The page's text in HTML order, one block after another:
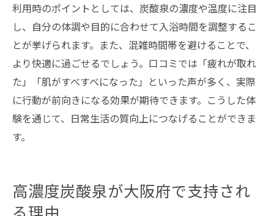
利用時のポイントとしては、炭酸泉の濃度や温度に注目
し、自分の体調や目的に合わせて入浴時間を調整するこ
とが挙げられます。また、混雑時間帯を避けることで、
より快適に過ごせるでしょう。口コミでは「疲れが取れ
た」「肌がすべすべになった」といった声が多く、実際
に行動が前向きになる効果が期待できます。こうした体
験を通じて、日常生活の質向上につなげることができま
す。
高濃度炭酸泉が大阪府で支持され